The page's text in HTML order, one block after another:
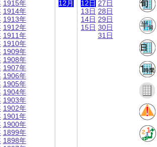
1915年
1914年
1913年
1912年
1911年
1910年
1909年
1908年
1907年
1906年
1905年
1904年
1903年
1902年
1901年
1900年
1899年
1898年
12月
12日
13日
14日
15日
27日
28日
29日
30日
31日